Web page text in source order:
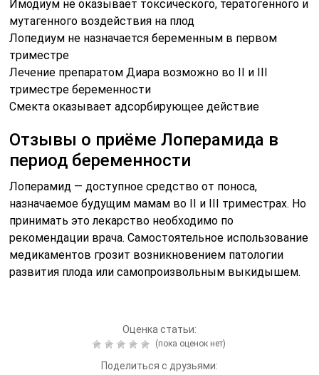
Имодиум не оказывает токсического, тератогенного и
мутагенного воздействия на плод
Лопедиум не назначается беременным в первом
триместре
Лечение препаратом Диара возможно во II и III
триместре беременности
Смекта оказывает адсорбирующее действие
Отзывы о приёме Лоперамида в
период беременности
Лоперамид — доступное средство от поноса,
назначаемое будущим мамам во II и III триместрах. Но
принимать это лекарство необходимо по
рекомендации врача. Самостоятельное использование
медикаментов грозит возникновением патологии
развития плода или самопроизвольным выкидышем.
Оценка статьи:
(пока оценок нет)
Поделиться с друзьями: